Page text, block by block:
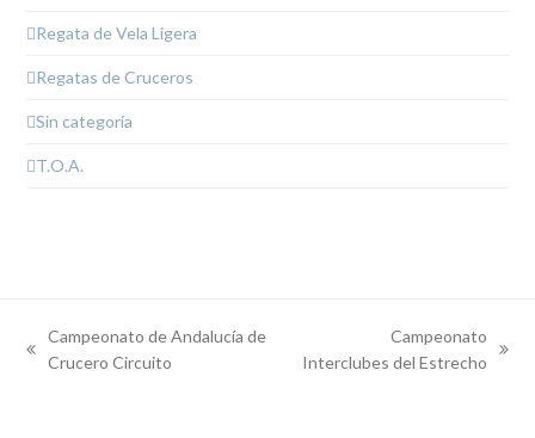
Regata de Vela Ligera
Regatas de Cruceros
Sin categoría
T.O.A.
previous
Campeonato de Andalucía de
Crucero Circuito
next
Campeonato
Interclubes del Estrecho